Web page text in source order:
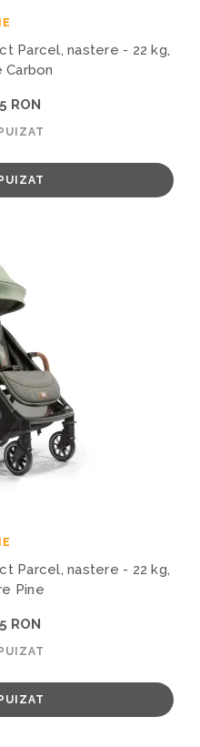
Parcel, nastere - 22 kg,
Carbon
RON
Parcel, nastere - 22 kg,
Pine
RON